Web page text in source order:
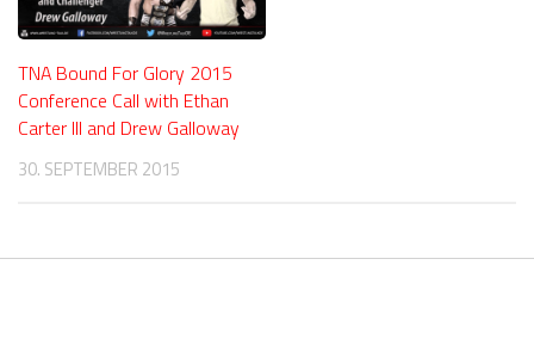
TNA Bound For Glory 2015
Conference Call with Ethan
Carter III and Drew Galloway
30. SEPTEMBER 2015